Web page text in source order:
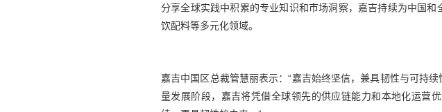
分享全球实践中积累的专业知识和市场洞察，嘉吉持续为中国
饮配料等多元化领域。
嘉吉中国区总裁管慧丽表示：“嘉吉始终坚信，兼具韧性与可持
量发展阶段，嘉吉将凭借全球领先的供应链能力和本地化运营